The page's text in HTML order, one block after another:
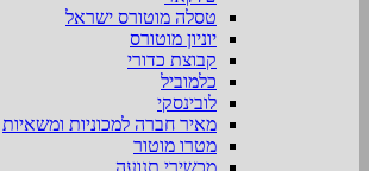
טסלה מוטורס ישראל
יוניון מוטורס
קבוצת כדורי
כלמוביל
לובינסקי
מאיר חברה למכוניות ומשאיות
מטרו מוטור
מכשירי תנועה